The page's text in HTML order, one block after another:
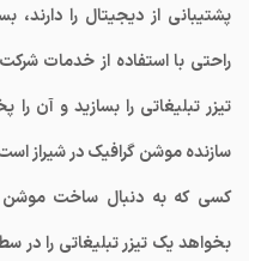
پشتیبانی از دیجیتال را
راحتی با استفاده از خدمات
تیزر تبلیغاتی را بسازید و آن
سازنده موشن گرافیک در شیراز
کسی که به دنبال ساخت موشن
بخواهد یک تیزر تبلیغاتی را در